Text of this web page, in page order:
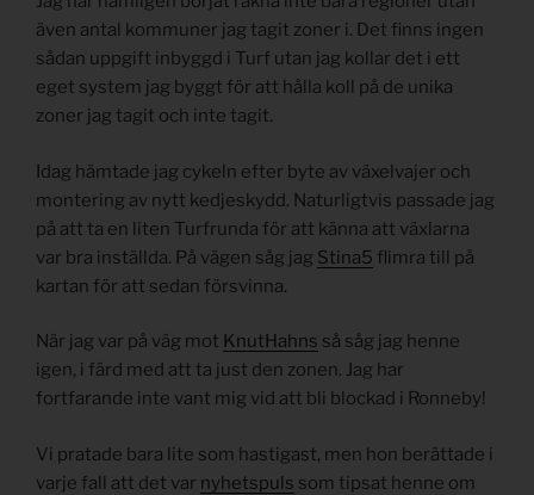
även antal kommuner jag tagit zoner i. Det finns ingen
sådan uppgift inbyggd i Turf utan jag kollar det i ett
eget system jag byggt för att hålla koll på de unika
zoner jag tagit och inte tagit.
Idag hämtade jag cykeln efter byte av växelvajer och
montering av nytt kedjeskydd. Naturligtvis passade jag
på att ta en liten Turfrunda för att känna att växlarna
var bra inställda. På vägen såg jag Stina5 flimra till på
kartan för att sedan försvinna.
När jag var på väg mot KnutHahns så såg jag henne
igen, i färd med att ta just den zonen. Jag har
fortfarande inte vant mig vid att bli blockad i Ronneby!
Vi pratade bara lite som hastigast, men hon berättade i
varje fall att det var nyhetspuls som tipsat henne om